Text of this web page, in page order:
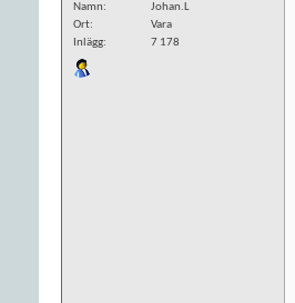
Namn
Johan.L
Ort
Vara
Inlägg
7 178